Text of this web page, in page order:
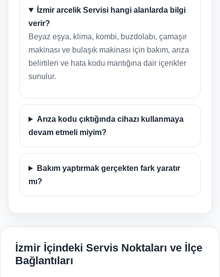
İzmir arcelik Servisi hangi alanlarda bilgi
verir?
Beyaz eşya, klima, kombi, buzdolabı, çamaşır
makinası ve bulaşık makinası için bakım, arıza
belirtileri ve hata kodu mantığına dair içerikler
sunulur.
Arıza kodu çıktığında cihazı kullanmaya
devam etmeli miyim?
Bakım yaptırmak gerçekten fark yaratır
mı?
İzmir İçindeki Servis Noktaları ve İlçe
Bağlantıları